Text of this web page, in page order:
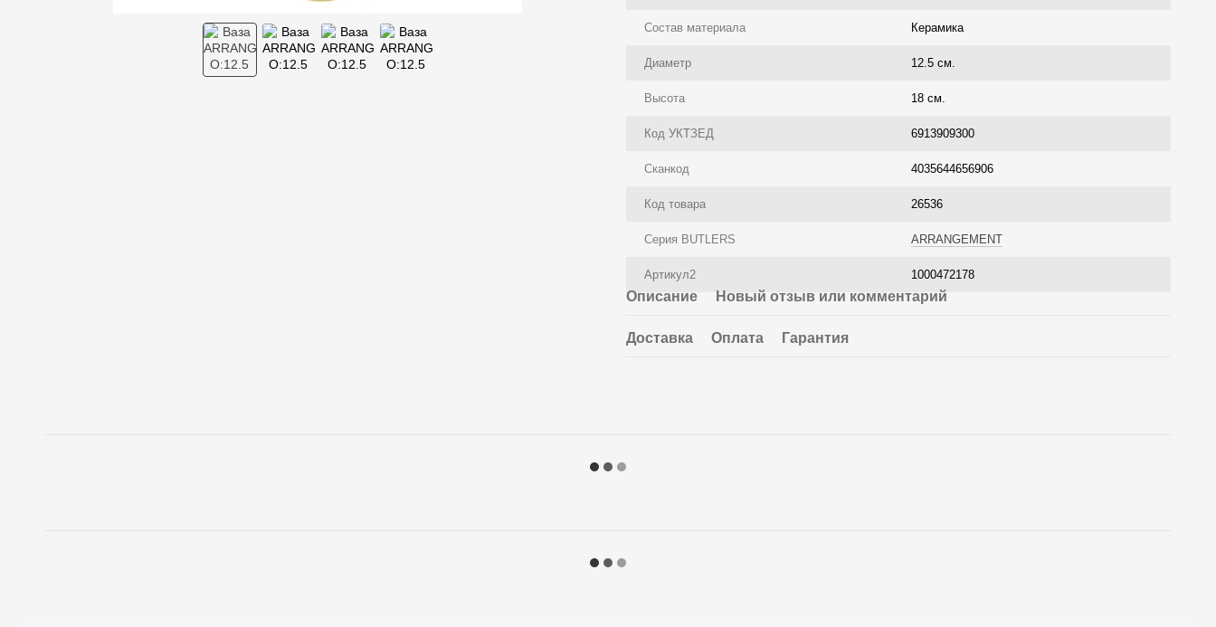
Состав материала Керамика
Диаметр 12.5 см.
Высота 18 см.
Код УКТЗЕД 6913909300
Сканкод 4035644656906
Код товара 26536
Серия BUTLERS ARRANGEMENT
Артикул2 1000472178
Описание Новый отзыв или комментарий
Доставка Оплата Гарантия